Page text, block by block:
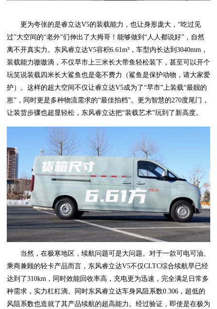
更为夸张的是睿立达V5的装载能力，也让身形庞大，“吃过见
过”大空间的“老外”们伸出了大拇哥！能够做到“人人都说好”，自然
离不开真实力。东风睿立达V5容积6.61m³，车型内长达到3040mm，
装载能力嗷嗷滴，不仅早市上三米长大带鱼轻松装下，甚至可以开个
玩笑说装载四米长大鲨鱼也是毫不费力（鲨鱼是保护动物，请大家爱
护）。这样的超大空间不仅让睿立达V5成为了“早市”上装载“最靓的
崽”，同时更是多种物流需求的“最佳拍档”。更为智慧的270度尾门，
让装货步骤也超显轻松，东风睿立达把“装载艺术”玩到了新高度。
当然，在极寒地区，续航问题可是大问题。对于一款可电可油、
乘商兼顾的轻卡产品而言，东风睿立达V5不仅CLTC综合续航早已经
达到了310km，同时效能回收率高，充电更为迅速，完全满足日常多
种需求，实力杠杠滴。同时东风睿立达车身风阻系数0.306，超低的
风阻系数也造就了其产品续航的超高能力。经过验证，即使是在极为